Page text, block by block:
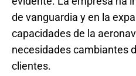
de vanguardia y en la
capacidades de la
necesidades cambiantes
clientes.